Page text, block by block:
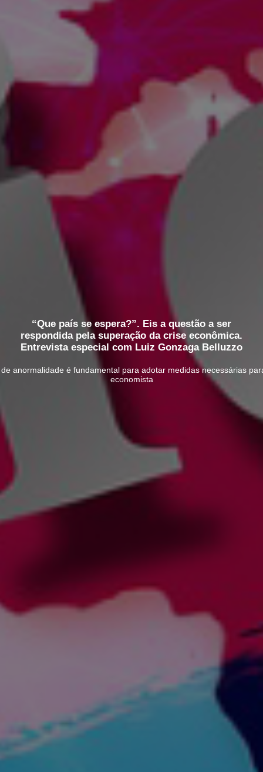
“Que país se espera?”. Eis a questão a ser
respondida pela superação da crise econômica.
Entrevista especial com Luiz Gonzaga Belluzzo
anormalidade é fundamental para adotar medidas necessárias
economista